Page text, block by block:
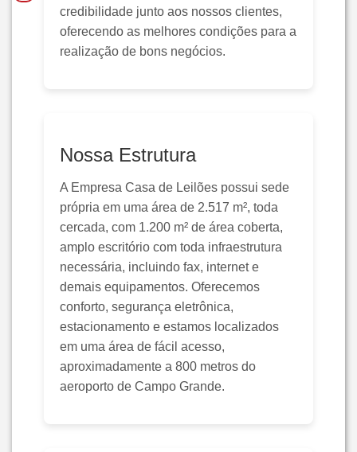
credibilidade junto aos nossos clientes,
oferecendo as melhores condições para a
realização de bons negócios.
Nossa Estrutura
A Empresa Casa de Leilões possui sede
própria em uma área de 2.517 m², toda
cercada, com 1.200 m² de área coberta,
amplo escritório com toda infraestrutura
necessária, incluindo fax, internet e
demais equipamentos. Oferecemos
conforto, segurança eletrônica,
estacionamento e estamos localizados
em uma área de fácil acesso,
aproximadamente a 800 metros do
aeroporto de Campo Grande.